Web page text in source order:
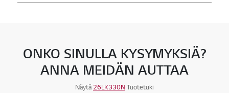
ONKO SINULLA KYSYMYKSIÄ?
ANNA MEIDÄN AUTTAA
Näytä26LK330NTuotetuki